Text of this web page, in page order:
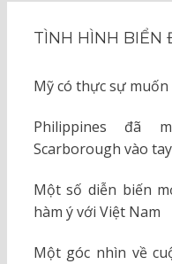
TÌNH HÌNH BIỂN
Mỹ có thực sự
Philippines đã
Scarborough vào
Một số diễn biến
hàm ý với Việt Nam
Một góc nhìn về